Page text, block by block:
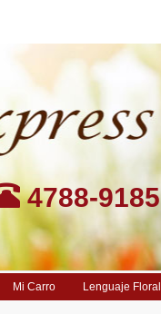
4788-9185
Mi Carro Lenguaje Floral